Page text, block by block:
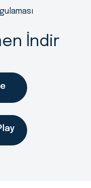
İndir